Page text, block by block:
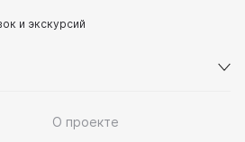
и экскурсий
О проекте